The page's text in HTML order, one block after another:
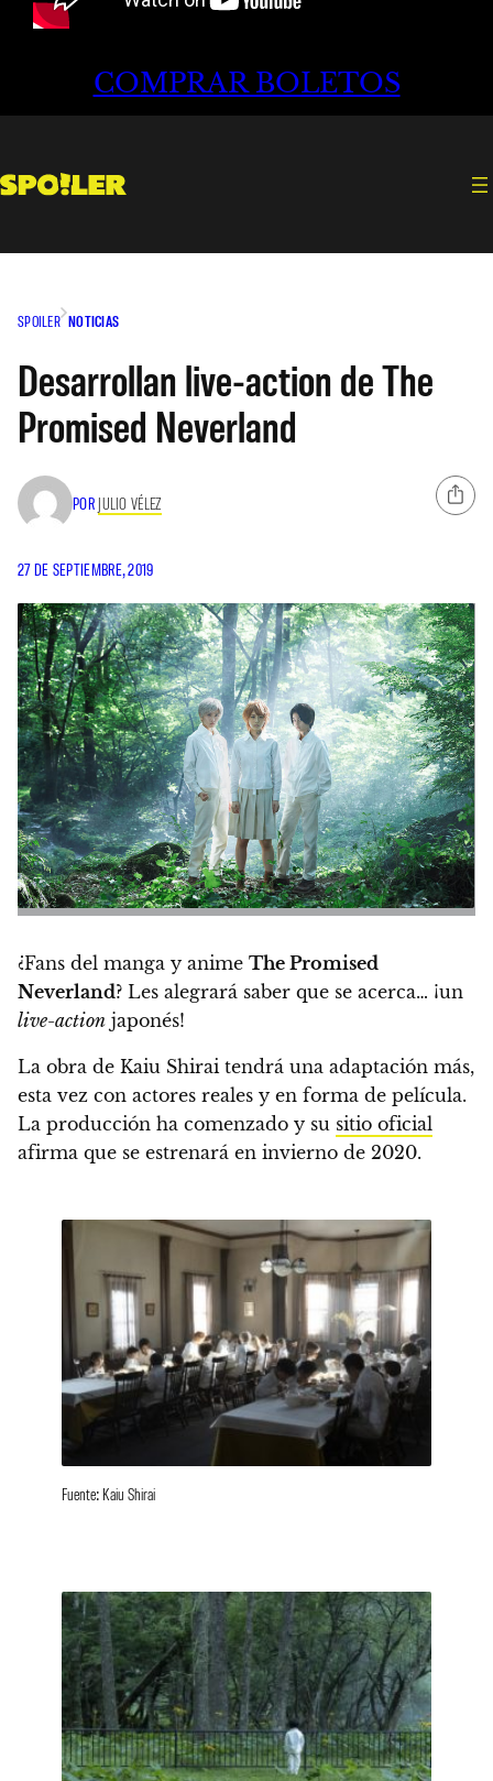
COMPRAR BOLETOS
SPOILER NOTICIAS
Desarrollan live-action de The
Promised Neverland
POR JULIO VÉLEZ
27 DE SEPTIEMBRE, 2019
¿Fans del manga y anime The Promised
Neverland? Les alegrará saber que se acerca… ¡un
live-action japonés!
La obra de Kaiu Shirai tendrá una adaptación más,
esta vez con actores reales y en forma de película.
La producción ha comenzado y su sitio oficial
afirma que se estrenará en invierno de 2020.
Fuente: Kaiu Shirai